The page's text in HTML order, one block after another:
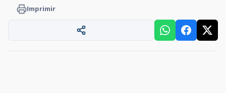
Imprimir